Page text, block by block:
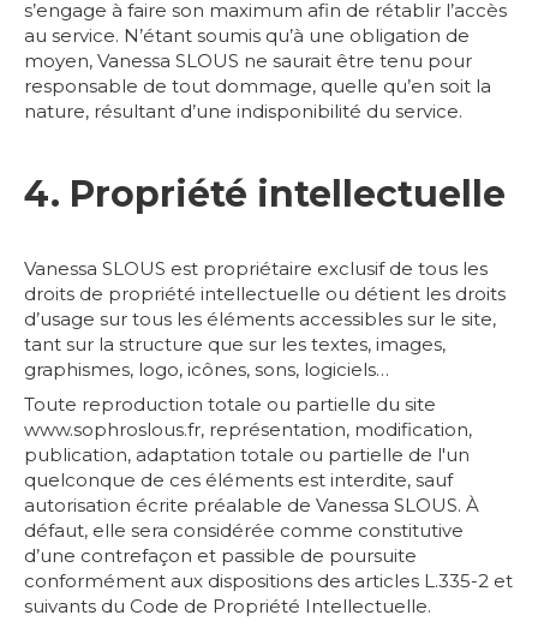
s’engage à faire son maximum afin de rétablir l’accès
au service. N’étant soumis qu’à une obligation de
moyen, Vanessa SLOUS ne saurait être tenu pour
responsable de tout dommage, quelle qu’en soit la
nature, résultant d’une indisponibilité du service.
4. Propriété intellectuelle
Vanessa SLOUS est propriétaire exclusif de tous les
droits de propriété intellectuelle ou détient les droits
d’usage sur tous les éléments accessibles sur le site,
tant sur la structure que sur les textes, images,
graphismes, logo, icônes, sons, logiciels…
Toute reproduction totale ou partielle du site
www.sophroslous.fr, représentation, modification,
publication, adaptation totale ou partielle de l'un
quelconque de ces éléments est interdite, sauf
autorisation écrite préalable de Vanessa SLOUS. À
défaut, elle sera considérée comme constitutive
d’une contrefaçon et passible de poursuite
conformément aux dispositions des articles L.335-2 et
suivants du Code de Propriété Intellectuelle.